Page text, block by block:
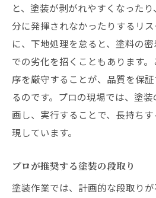
清掃が塗装に与える影
効果的な清掃手順を解
塗装前に必ず行うべき
清掃不足がもたらす問
塗装の密着性を高める
塗装前の清掃におすす
塗装材選びのポイント環境
プロが薦める塗装材の
用途別に選ぶ塗装材の
と、塗装が剥がれやすくなった
分に発揮されなかったりするリ
に、下地処理を怠ると、塗料の
での劣化を招くこともあります
序を厳守することが、品質を保
るのです。プロの現場では、塗
画し、実行することで、長持ち
現しています。
プロが推奨する塗装の段取り
塗装作業では、計画的な段取り